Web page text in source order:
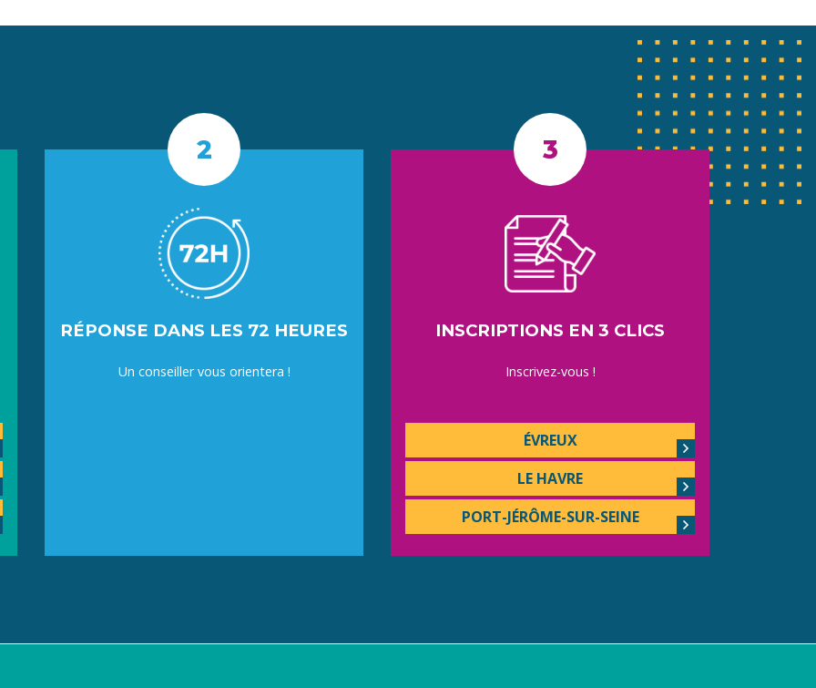
RÉPONSE DANS LES 72 HEURES
Un conseiller vous orientera !
INSCRIPTIONS EN 3 CLICS
Inscrivez-vous !
ÉVREUX
LE HAVRE
PORT-JÉRÔME-SUR-SEINE